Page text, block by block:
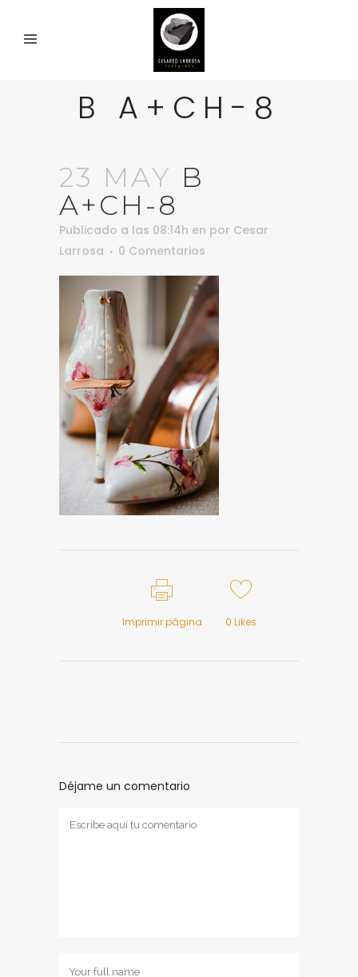
B A+CH-8
23 MAY B
A+CH-8
Publicado a las 08:14h en por Cesar
Larrosa
0 Comentarios
Imprimir página 0 Likes
Déjame un comentario